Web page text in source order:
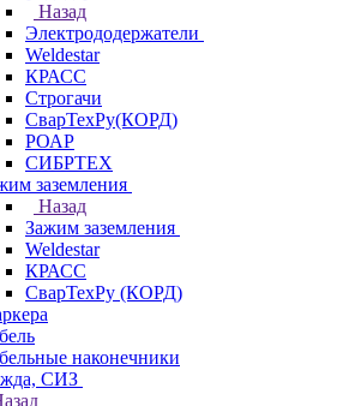
Назад
Электрододержатели
Weldestar
КРАСС
Строгачи
СварТехРу(КОРД)
РОАР
СИБРТЕХ
заземления
Назад
Зажим заземления
Weldestar
КРАСС
СварТехРу (КОРД)
наконечники
СИЗ